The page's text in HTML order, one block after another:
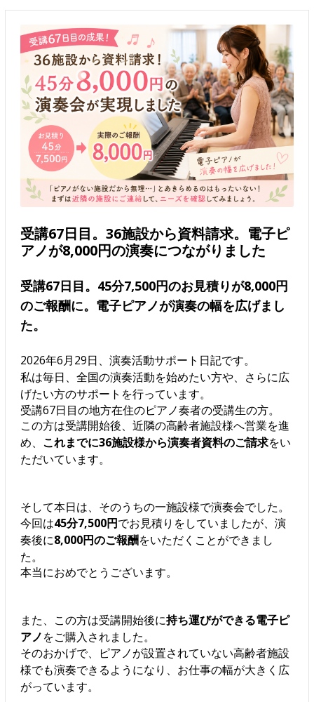
受講67日目。36施設から資料請求。電子ピ
アノが8,000円の演奏につながりました
受講67日目。45分7,500円のお見積りが8,000円
のご報酬に。電子ピアノが演奏の幅を広げまし
た。
2026年6月29日、演奏活動サポート日記です。
私は毎日、全国の演奏活動を始めたい方や、さらに広
げたい方のサポートを行っています。
受講67日目の地方在住のピアノ奏者の受講生の方。
この方は受講開始後、近隣の高齢者施設様へ営業を進
め、 これまでに36施設様から演奏者資料のご請求をい
ただいています。
そして本日は、そのうちの一施設様で演奏会でした。
今回は45分7,500円でお見積りをしていましたが、演
奏後に8,000円のご報酬をいただくことができまし
た。
本当におめでとうございます。
また、この方は受講開始後に持ち運びができる電子ピ
アノをご購入されました。
そのおかげで、ピアノが設置されていない高齢者施設
様でも演奏できるようになり、お仕事の幅が大きく広
がっています。